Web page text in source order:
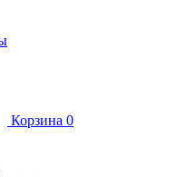
Корзина 0